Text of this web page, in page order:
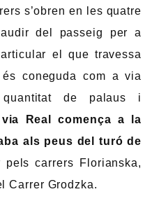
s’obren en les quatre
del passeig per a
el que travessa
coneguda com a via
de palaus i
via Real comença a la
als peus del turó de
carrers Florianska,
Carrer Grodzka.